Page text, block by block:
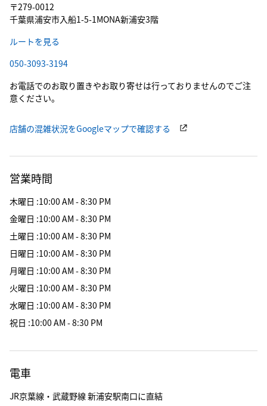
〒279-0012
千葉県浦安市入船1-5-1MONA新浦安3階
ルートを見る
050-3093-3194
お電話でのお取り置きやお取り寄せは行っておりませんのでご注
意ください。
店舗の混雑状況をGoogleマップで確認する
営業時間
木曜日 :10:00 AM - 8:30 PM
金曜日 :10:00 AM - 8:30 PM
土曜日 :10:00 AM - 8:30 PM
日曜日 :10:00 AM - 8:30 PM
月曜日 :10:00 AM - 8:30 PM
火曜日 :10:00 AM - 8:30 PM
水曜日 :10:00 AM - 8:30 PM
祝日 :10:00 AM - 8:30 PM
電車
JR京葉線・武蔵野線 新浦安駅南口に直結